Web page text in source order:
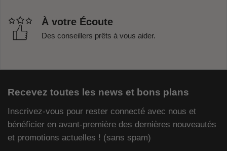
À votre Écoute
Des conseillers prêts à vous aider.
Recevez toutes les news et bons plans
Inscrivez-vous pour rester connecté avec nous et
bénéficier en avant-première des dernières nouveautés
et promotions actuelles ! (sans spam)